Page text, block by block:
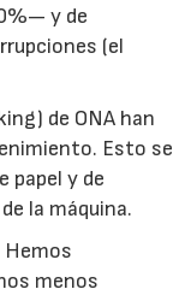
y de
(el
de ONA han
Esto se
papel y de
la máquina.
menos